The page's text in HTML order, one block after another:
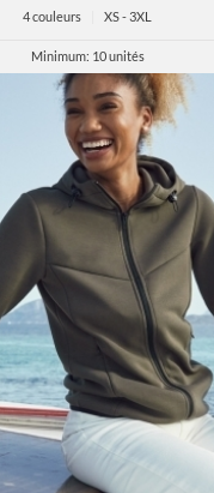
4 couleurs XS - 3XL
Minimum: 10 unités